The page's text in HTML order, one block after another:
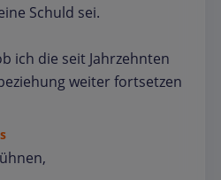
Schuld sei.
ich die seit Jahrzehnten
weiter fortsetzen